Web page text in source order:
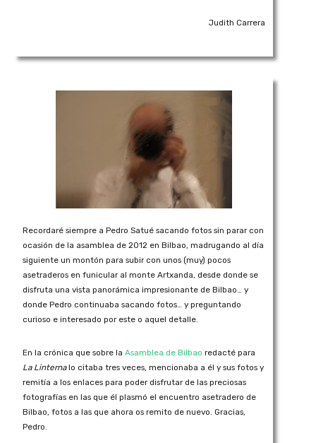
Judith Carrera
Recordaré siempre a Pedro Satué sacando fotos sin parar con
ocasión de la asamblea de 2012 en Bilbao, madrugando al día
siguiente un montón para subir con unos (muy) pocos
asetraderos en funicular al monte Artxanda, desde donde se
disfruta una vista panorámica impresionante de Bilbao… y
donde Pedro continuaba sacando fotos… y preguntando
curioso e interesado por este o aquel detalle.
En la crónica que sobre la Asamblea de Bilbao redacté para
La Linternalo citaba tres veces, mencionaba a él y sus fotos y
remitía a los enlaces para poder disfrutar de las preciosas
fotografías en las que él plasmó el encuentro asetradero de
Bilbao, fotos a las que ahora os remito de nuevo. Gracias,
Pedro.